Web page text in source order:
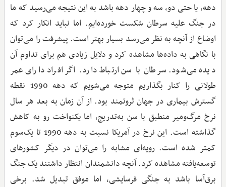
دهه، یا حتی دو، سه و چهار دهه باشد به این نتیجه می‌رسید که ما
در جنگ علیه سرطان شکست خورده‌ایم. اما نباید انکار کرد که
اوضاع از آنچه به نظر می‌رسد بسیار بهتر است. پیشرفت را می‌توان
با نگاهی به داده‌ها مشاهده کرد و دلایل زیادی هم برای تداوم آن
دیده می‌شود. سرطان با سن ارتباط دارد. اگر افراد دارای عمر
طولانی را کنار بگذاریم متوجه می‌شویم که دهه 1990 نقطه
گسترش بیماری در جهان ثروتمند بود. از آن زمان به بعد هر سال
نرخ مرگ‌ومیر منطبق با سن به‌تدریج، اما یکنواخت رو به کاهش
گذاشته است. این نرخ در آمریکا نسبت به دهه 1990 تا یک‌سوم
کمتر شده است. رویه‌ای مشابه را می‌توان در دیگر کشورهای
توسعه‌یافته مشاهده کرد. آنچه دانشمندان انتظار داشتند یک جنگ
برق‌آسا باشد به جنگی فرسایشی، اما موفق تبدیل شد. برخی